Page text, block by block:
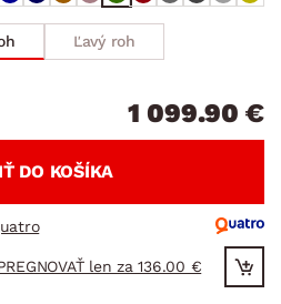
Ľavý roh
1 099.90 €
DO KOŠÍKA
len za 136.00 €